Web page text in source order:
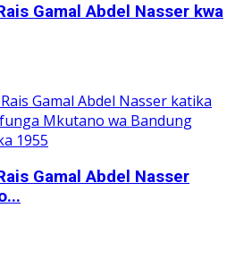
Gamal Abdel Nasser kwa
Gamal Abdel Nasser